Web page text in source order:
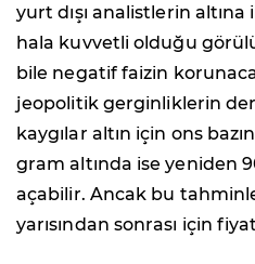
yurt dışı analistlerin
hala kuvvetli olduğu
bile negatif faizin
jeopolitik gerginliklerin
kaygılar altın için ons
gram altında ise yeniden
açabilir. Ancak bu
yarısından sonrası için